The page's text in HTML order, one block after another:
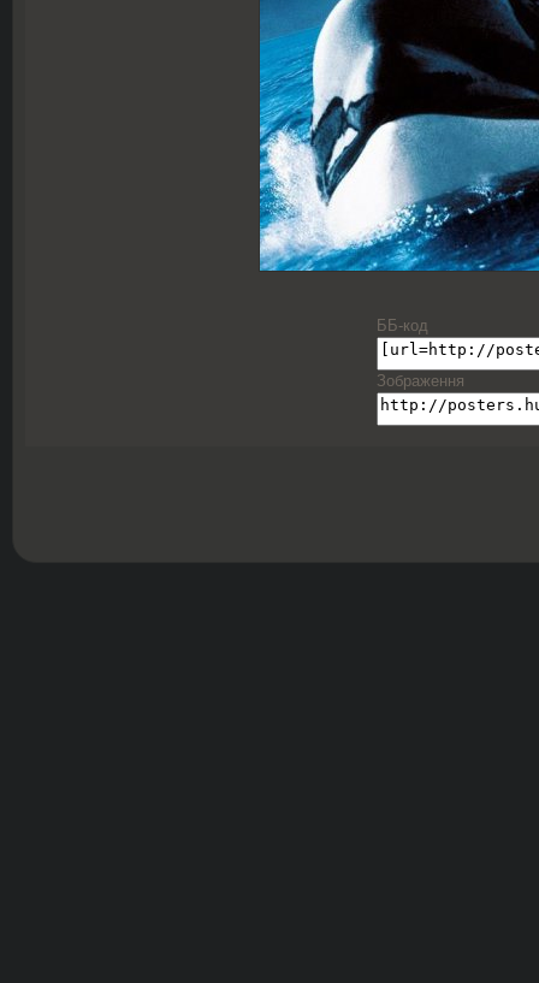
ББ-код
Зображення